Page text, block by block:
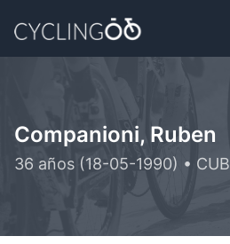
Companioni, Ruben
36 años (18-05-1990) • CUB